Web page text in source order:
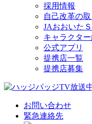
採用情報
自己改革の
JAおおいた
キャラクタ
公式アプリ
提携店一覧
提携店募集
お問い合わせ
緊急連絡先